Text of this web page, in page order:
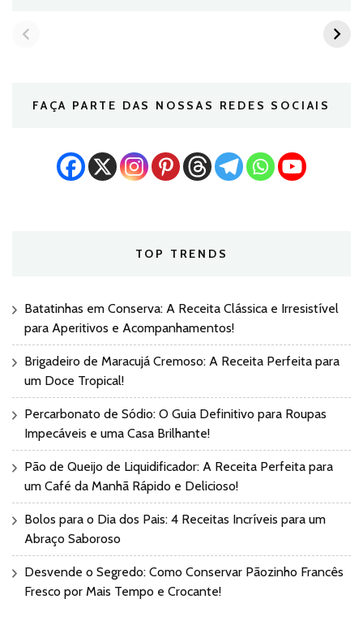
FAÇA PARTE DAS NOSSAS REDES SOCIAIS
TOP TRENDS
Batatinhas em Conserva: A Receita Clássica e Irresistível
para Aperitivos e Acompanhamentos!
Brigadeiro de Maracujá Cremoso: A Receita Perfeita para
um Doce Tropical!
Percarbonato de Sódio: O Guia Definitivo para Roupas
Impecáveis e uma Casa Brilhante!
Pão de Queijo de Liquidificador: A Receita Perfeita para
um Café da Manhã Rápido e Delicioso!
Bolos para o Dia dos Pais: 4 Receitas Incríveis para um
Abraço Saboroso
Desvende o Segredo: Como Conservar Pãozinho Francês
Fresco por Mais Tempo e Crocante!